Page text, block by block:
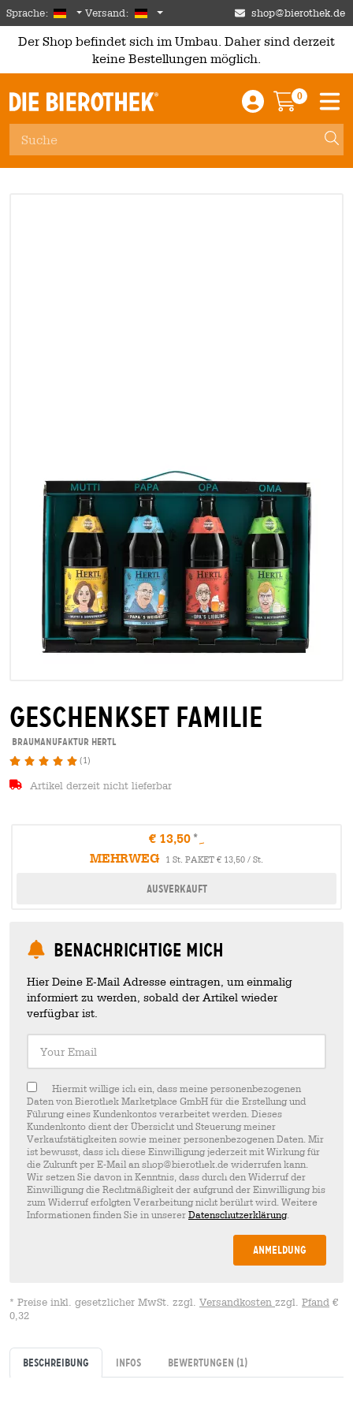
Skip to main content
Sprache: German
Versand: Deutschland shop@bierothek.de
Der Shop befindet sich im Umbau. Daher sind derzeit
keine Bestellungen möglich.
Einloggen /
0
geschenkset familie
Braumanufaktur Hertl
(1)
Artikel derzeit nicht lieferbar
€ 13,50
MEHRWEG
1 St. PAKET € 13,50 / St.
Ausverkauft
Benachrichtige mich
Hier Deine E-Mail Adresse eintragen, um einmalig
informiert zu werden, sobald der Artikel wieder
verfügbar ist.
Your Email
Hiermit willige ich ein, dass meine personenbezogenen
Daten von Bierothek Marketplace GmbH für die Erstellung und
Führung eines Kundenkontos verarbeitet werden. Dieses
Kundenkonto dient der Übersicht und Steuerung meiner
Verkaufstätigkeiten sowie meiner personenbezogenen Daten. Mir
ist bewusst, dass ich diese Einwilligung jederzeit mit Wirkung für
die Zukunft per E-Mail an shop@bierothek.de widerrufen kann.
Wir setzen Sie davon in Kenntnis, dass durch den Widerruf der
Einwilligung die Rechtmäßigkeit der aufgrund der Einwilligung bis
zum Widerruf erfolgten Verarbeitung nicht berührt wird. Weitere
Informationen finden Sie in unserer Datenschutzerklärung.
Anmeldung
* Preise inkl. gesetzlicher MwSt. zzgl. Versandkosten zzgl. Pfand €
0,32
Beschreibung Infos Bewertungen (1)